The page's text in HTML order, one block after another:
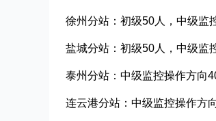
徐州分站：初级50人，中级监
盐城分站：初级50人，中级监
泰州分站：中级监控操作方向
连云港分站：中级监控操作方